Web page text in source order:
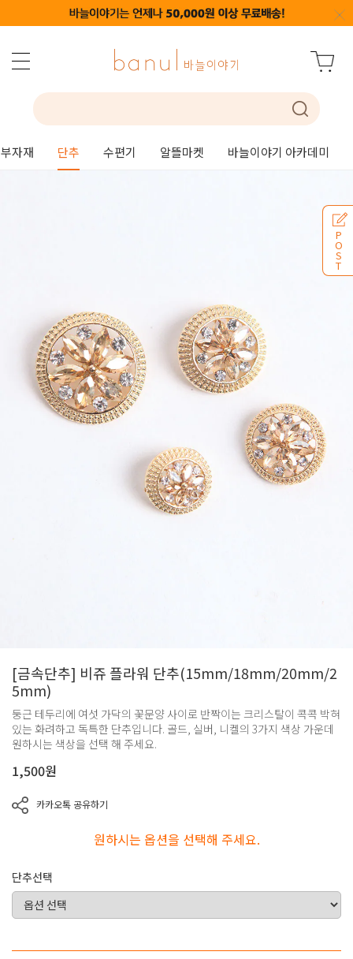
부자재 단추 수편기 알뜰마켓 바늘이야기 아카데미
P
O
S
T
[금속단추] 비쥬 플라워 단추(15mm/18mm/20mm/2
5mm)
둥근 테두리에 여섯 가닥의 꽃문양 사이로 반짝이는 크리스탈이 콕콕 박혀
있는 화려하고 독특한 단추입니다. 골드, 실버, 니켈의 3가지 색상 가운데
원하시는 색상을 선택 해 주세요.
1,500원
카카오톡 공유하기
원하시는 옵션을 선택해 주세요.
단추선택